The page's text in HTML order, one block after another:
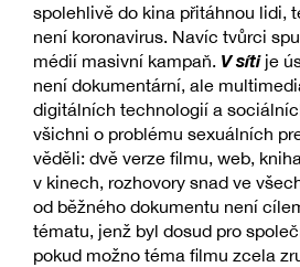
spolehlivě do kina přitáhnou lidi,
není koronavirus. Navíc tvůrci
médií masivní kampaň. V sítije
není dokumentární, ale
digitálních technologií a
všichni o problému sexuálních
věděli: dvě verze filmu, web,
v kinech, rozhovory snad ve
od běžného dokumentu není
tématu, jenž byl dosud pro
pokud možno téma filmu zcela